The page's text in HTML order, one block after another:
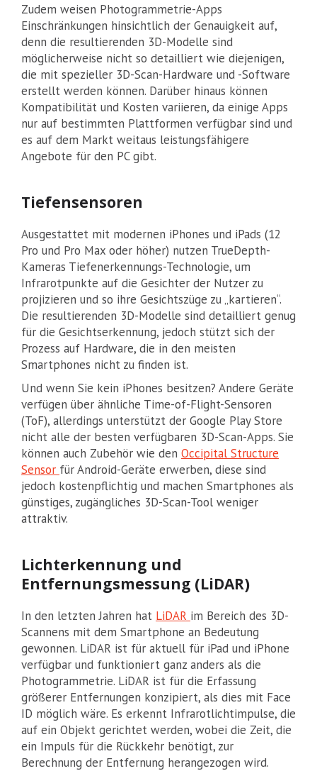
Zudem weisen Photogrammetrie-Apps
Einschränkungen hinsichtlich der Genauigkeit auf,
denn die resultierenden 3D-Modelle sind
möglicherweise nicht so detailliert wie diejenigen,
die mit spezieller 3D-Scan-Hardware und -Software
erstellt werden können. Darüber hinaus können
Kompatibilität und Kosten variieren, da einige Apps
nur auf bestimmten Plattformen verfügbar sind und
es auf dem Markt weitaus leistungsfähigere
Angebote für den PC gibt.
Tiefensensoren
Ausgestattet mit modernen iPhones und iPads (12
Pro und Pro Max oder höher) nutzen TrueDepth-
Kameras Tiefenerkennungs-Technologie, um
Infrarotpunkte auf die Gesichter der Nutzer zu
projizieren und so ihre Gesichtszüge zu „kartieren“.
Die resultierenden 3D-Modelle sind detailliert genug
für die Gesichtserkennung, jedoch stützt sich der
Prozess auf Hardware, die in den meisten
Smartphones nicht zu finden ist.
Und wenn Sie kein iPhones besitzen? Andere Geräte
verfügen über ähnliche Time-of-Flight-Sensoren
(ToF), allerdings unterstützt der Google Play Store
nicht alle der besten verfügbaren 3D-Scan-Apps. Sie
können auch Zubehör wie den Occipital Structure
Sensor für Android-Geräte erwerben, diese sind
jedoch kostenpflichtig und machen Smartphones als
günstiges, zugängliches 3D-Scan-Tool weniger
attraktiv.
Lichterkennung und
Entfernungsmessung (LiDAR)
In den letzten Jahren hat LiDAR im Bereich des 3D-
Scannens mit dem Smartphone an Bedeutung
gewonnen. LiDAR ist für aktuell für iPad und iPhone
verfügbar und funktioniert ganz anders als die
Photogrammetrie. LiDAR ist für die Erfassung
größerer Entfernungen konzipiert, als dies mit Face
ID möglich wäre. Es erkennt Infrarotlichtimpulse, die
auf ein Objekt gerichtet werden, wobei die Zeit, die
ein Impuls für die Rückkehr benötigt, zur
Berechnung der Entfernung herangezogen wird.